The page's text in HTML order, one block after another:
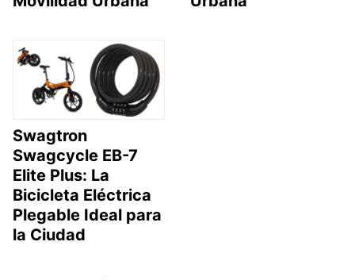
Swagtron
Swagcycle EB-7
Elite Plus: La
Bicicleta Eléctrica
Plegable Ideal para
la Ciudad